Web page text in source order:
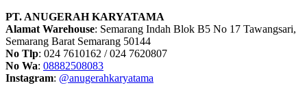
PT. ANUGERAH KARYATAMA
Alamat Warehouse: Semarang Indah Blok B5 No 17 Tawangsari,
Semarang Barat Semarang 50144
No Tlp: 024 7610162 / 024 7620807
No Wa: 08882508083
Instagram: @anugerahkaryatama